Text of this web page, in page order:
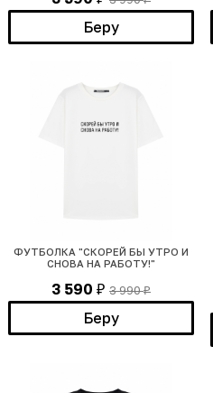
Беру
ФУТБОЛКА "СКОРЕЙ БЫ УТРО И
СНОВА НА РАБОТУ!"
3 590 ₽ 3 990₽
Беру